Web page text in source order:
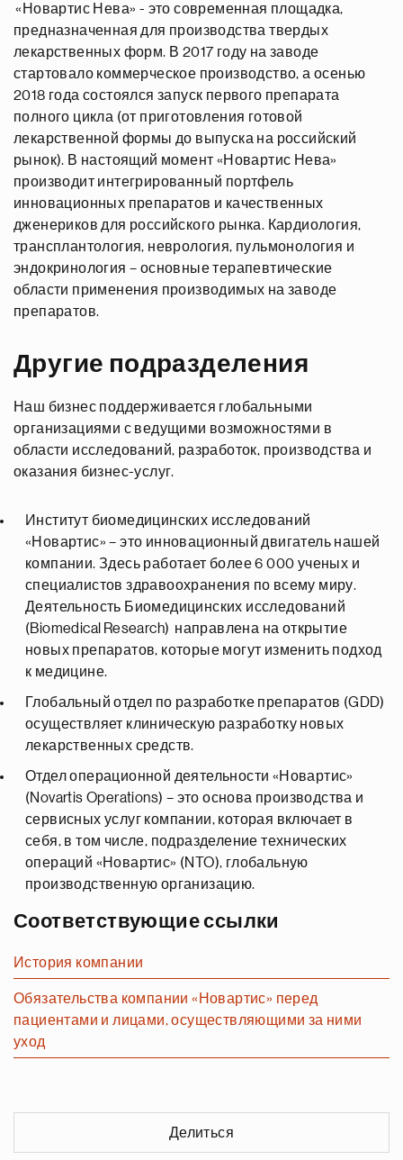
«Новартис Нева» - это современная площадка,
предназначенная для производства твердых
лекарственных форм. В 2017 году на заводе
стартовало коммерческое производство, а осенью
2018 года состоялся запуск первого препарата
полного цикла (от приготовления готовой
лекарственной формы до выпуска на российский
рынок). В настоящий момент «Новартис Нева»
производит интегрированный портфель
инновационных препаратов и качественных
дженериков для российского рынка. Кардиология,
трансплантология, неврология, пульмонология и
эндокринология – основные терапевтические
области применения производимых на заводе
препаратов.
Другие подразделения
Наш бизнес поддерживается глобальными
организациями с ведущими возможностями в
области исследований, разработок, производства и
оказания бизнес-услуг.
Институт биомедицинских исследований
«Новартис» – это инновационный двигатель нашей
компании. Здесь работает более 6 000 ученых и
специалистов здравоохранения по всему миру.
Деятельность Биомедицинских исследований
(Biomedical Research) направлена на открытие
новых препаратов, которые могут изменить подход
к медицине.
Глобальный отдел по разработке препаратов (GDD)
осуществляет клиническую разработку новых
лекарственных средств.
Отдел операционной деятельности «Новартис»
(Novartis Operations) – это основа производства и
сервисных услуг компании, которая включает в
себя, в том числе, подразделение технических
операций «Новартис» (NTO), глобальную
производственную организацию.
Соответствующие ссылки
История компании
Обязательства компании «Новартис» перед
пациентами и лицами, осуществляющими за ними
уход
Делиться